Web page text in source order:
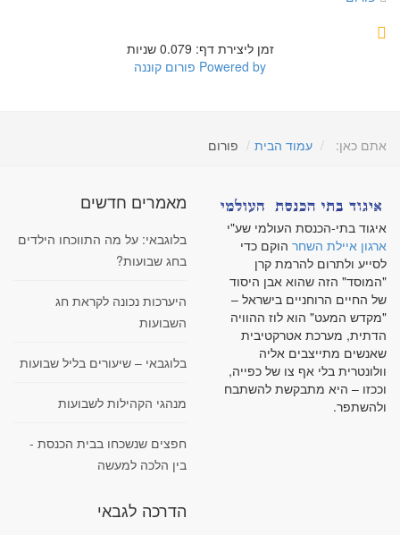
זמן ליצירת דף: 0.079 שניות
Powered by פורום קוננה
אתם כאן: עמוד הבית פורום
איגוד בתי-הכנסת העולמי שע"י
ארגון איילת השחר הוקם כדי
לסייע ולתרום להרמת קרן
"המוסד" הזה שהוא אבן היסוד
של החיים הרוחניים בישראל –
"מקדש המעט" הוא לוז ההוויה
הדתית, מערכת אטרקטיבית
שאנשים מתייצבים אליה
וולונטרית בלי אף צו של כפייה,
וככזו – היא מתבקשת להשתבח
ולהשתפר.
מאמרים חדשים
בלוגבאי: על מה התווכחו הילדים
בחג שבועות?
היערכות נכונה לקראת חג
השבועות
בלוגבאי – שיעורים בליל שבועות
מנהגי הקהילות לשבועות
חפצים שנשכחו בבית הכנסת -
בין הלכה למעשה
הדרכה לגבאי